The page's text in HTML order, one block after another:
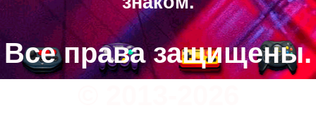
Все права защищены.